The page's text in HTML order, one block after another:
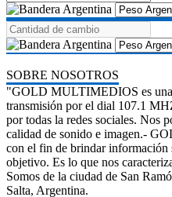
SOBRE NOSOTROS
"GOLD MULTIMEDIOS es
transmisión por el dial 107.1
por todas la redes sociales. Nos
calidad de sonido e imagen.-
con el fin de brindar información
objetivo. Es lo que nos
Somos de la ciudad de San
Salta, Argentina.